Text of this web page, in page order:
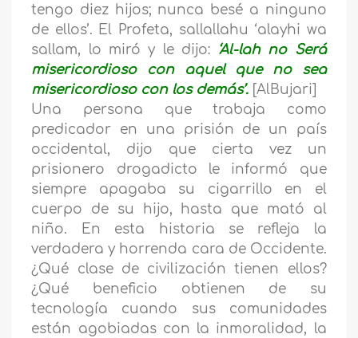
tengo diez hijos; nunca besé a ninguno
de ellos’. El Profeta, sallallahu ‘alayhi wa
sallam, lo miró y le dijo: ‘Al-lah no Será
misericordioso con aquel que no sea
misericordioso con los demás’. [AlBujari]
Una persona que trabaja como
predicador en una prisión de un país
occidental, dijo que cierta vez un
prisionero drogadicto le informó que
siempre apagaba su cigarrillo en el
cuerpo de su hijo, hasta que mató al
niño. En esta historia se refleja la
verdadera y horrenda cara de Occidente.
¿Qué clase de civilización tienen ellos?
¿Qué beneficio obtienen de su
tecnología cuando sus comunidades
están agobiadas con la inmoralidad, la